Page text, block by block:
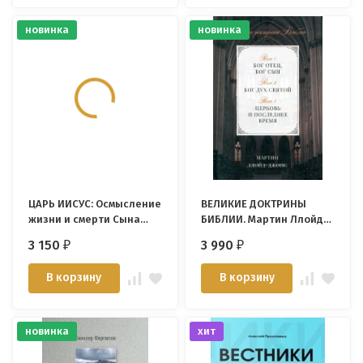
новинка
ЦАРЬ ИИСУС: Осмысление
жизни и смерти Сына
3 150₽
В корзину
новинка
ВЕЛИКИЕ ДОКТРИНЫ
БИБЛИИ. Мартин Ллойд-
3 990₽
В корзину
новинка хит